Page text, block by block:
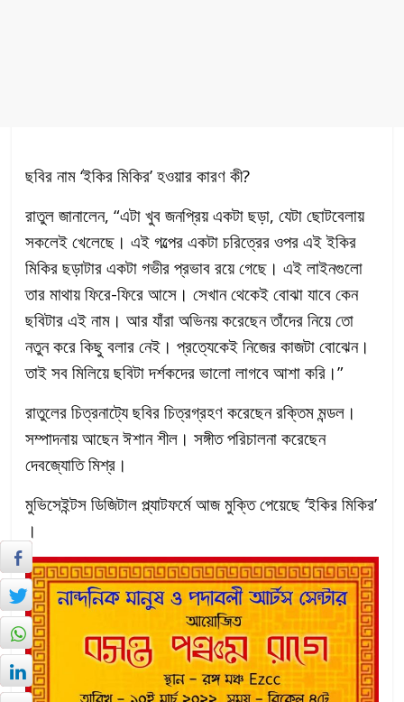
ছবির নাম ‘ইকির মিকির’ হওয়ার কারণ কী?
রাতুল জানালেন, “এটা খুব জনপ্রিয় একটা ছড়া, যেটা ছোটবেলায়
সকলেই খেলেছে। এই গল্পের একটা চরিত্রের ওপর এই ইকির
মিকির ছড়াটার একটা গভীর প্রভাব রয়ে গেছে। এই লাইনগুলো
তার মাথায় ফিরে-ফিরে আসে। সেখান থেকেই বোঝা যাবে কেন
ছবিটার এই নাম। আর যাঁরা অভিনয় করেছেন তাঁদের নিয়ে তো
নতুন করে কিছু বলার নেই। প্রত্যেকেই নিজের কাজটা বোঝেন।
তাই সব মিলিয়ে ছবিটা দর্শকদের ভালো লাগবে আশা করি।”
রাতুলের চিত্রনাট্যে ছবির চিত্রগ্রহণ করেছেন রক্তিম মন্ডল।
সম্পাদনায় আছেন ঈশান শীল। সঙ্গীত পরিচালনা করেছেন
দেবজ্যোতি মিশ্র।
মুভিসেইন্টস ডিজিটাল প্ল্যাটফর্মে আজ মুক্তি পেয়েছে ‘ইকির মিকির’
।